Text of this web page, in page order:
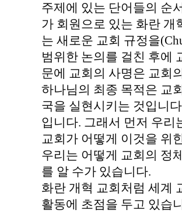
주제에 있는 단어들의 순
가 회원으로 있는 화란 개
는 새로운 교회 규정을
범위한 논의를 걸친 후에
문에 교회의 사명은 교회
하나님의 최종 목적은 교
국을 실현시키는 것입니
입니다. 그래서 먼저 우리
교회가 어떻게 이것을 위
우리는 어떻게 교회의 정
를 알 수가 있습니다.
화란 개혁 교회처럼 세계
활동에 초점을 두고 있습